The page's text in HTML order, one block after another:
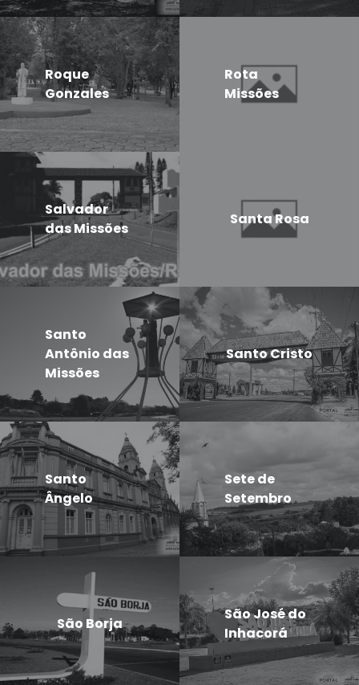
Roque
Gonzales
Rota
Missões
Salvador
das Missões
Santa Rosa
Santo
Antônio das
Missões
Santo Cristo
Santo
Ângelo
Sete de
Setembro
São Borja
São José do
Inhacorá